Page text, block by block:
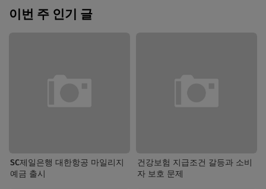
이번 주 인기 글
SC제일은행 대한항공 마일리지
예금 출시
건강보험 지급조건 갈등과 소비
자 보호 문제